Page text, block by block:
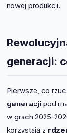
nowej produkcji.
generacji:
Pierwsze, co
generacji pod
w grach 2025-
korzystają z